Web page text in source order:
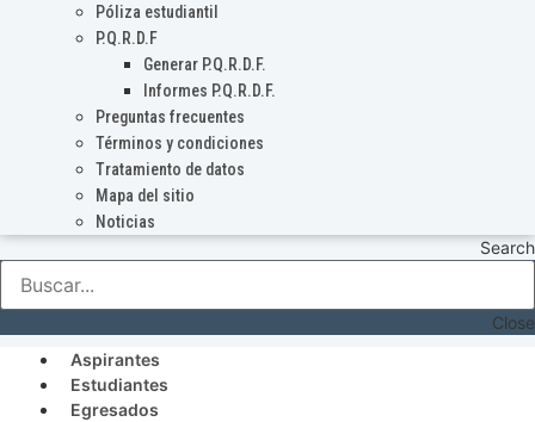
Póliza estudiantil
P.Q.R.D.F
Generar P.Q.R.D.F.
Informes P.Q.R.D.F.
Preguntas frecuentes
Términos y condiciones
Tratamiento de datos
Mapa del sitio
Noticias
Search
Close
Aspirantes
Estudiantes
Egresados